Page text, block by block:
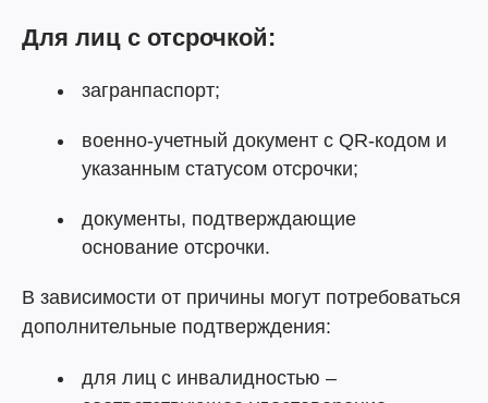
Для лиц с отсрочкой:
загранпаспорт;
военно-учетный документ с QR-кодом и
указанным статусом отсрочки;
документы, подтверждающие
основание отсрочки.
В зависимости от причины могут потребоваться
дополнительные подтверждения:
для лиц с инвалидностью –